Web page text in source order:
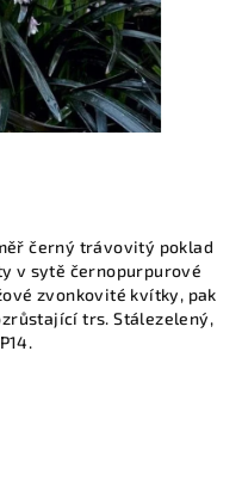
černý trávovitý poklad
v sytě černopurpurové
zvonkovité kvítky, pak
trs. Stálezelený,